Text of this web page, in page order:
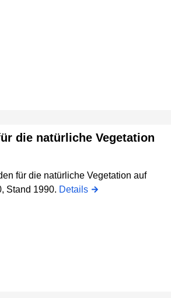
die natürliche Vegetation
für die natürliche Vegetation auf
Stand 1990. Details